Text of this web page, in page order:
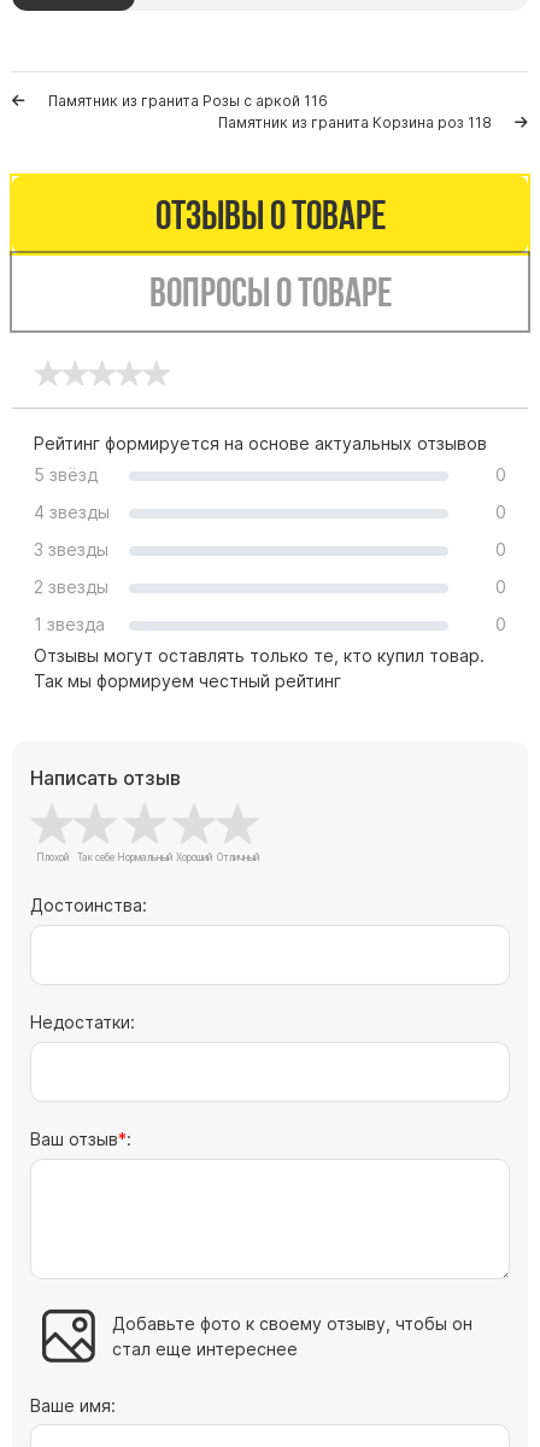
Ограды из гранита
Ограды из чугуна
Столбы для ограды чугун
Ограды металл
Столы и лавки
Тротуарная плитка
Скульптуры "Ангел" литиевые
Барельефы
Кресты
Голуби
Памятник из гранита Розы с аркой 116
Памятник из гранита Корзина роз 118
Отзывы о товаре
Вопросы о товаре
Рейтинг формируется на основе актуальных отзывов
5 звёзд
0
4 звезды
0
3 звезды
0
2 звезды
0
1 звезда
0
Отзывы могут оставлять только те, кто купил товар.
Так мы формируем честный рейтинг
Написать отзыв
Достоинства:
Недостатки:
Ваш отзыв :
Добавьте фото к своему отзыву, чтобы он
стал еще интереснее
Ваше имя: